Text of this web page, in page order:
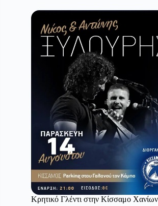
Κρητικό Γλέντι στην Κίσσαμο Χανίων